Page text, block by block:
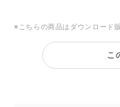
※こちらの商品はダウンロード
こ